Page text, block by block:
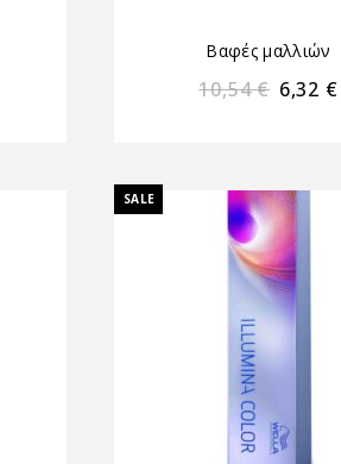
Βαφές μαλλιών
10,54€ 6,32 €
SALE